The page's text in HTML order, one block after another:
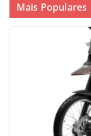
Mais Populares